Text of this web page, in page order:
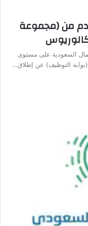
من (مجموعة
السعودية على مستوى
(بوابة التوظيف) عن إطلاق…